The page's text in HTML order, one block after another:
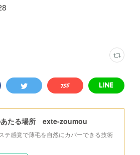
たる場所 exte-zoumou
テ感覚で薄毛を自然にカバーできる技術